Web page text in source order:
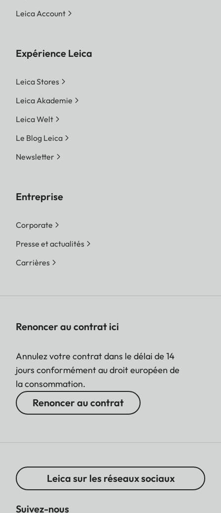
Leica Account
Expérience Leica
Leica Stores
Leica Akademie
Leica Welt
Le Blog Leica
Newsletter
Entreprise
Corporate
Presse et actualités
Carrières
Renoncer au contrat ici
Annulez votre contrat dans le délai de 14
jours conformément au droit européen de
la consommation.
Renoncer au contrat
Leica sur les réseaux sociaux
Suivez-nous